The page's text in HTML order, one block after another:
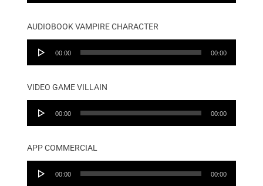
AUDIOBOOK VAMPIRE CHARACTER
Audio
00:00 00:00
VIDEO GAME VILLAIN
Audio
00:00 00:00
APP COMMERCIAL
Audio
00:00 00:00